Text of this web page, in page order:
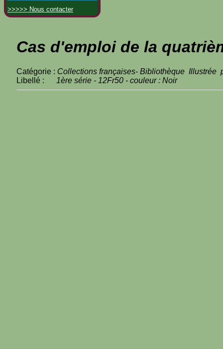
>>>>> Nous contacter
Cas d'emploi de la
Catégorie : Collections françaises- Bibliothèque Illustrée
Libellé : 1ère série - 12Fr50 - couleur : Noir